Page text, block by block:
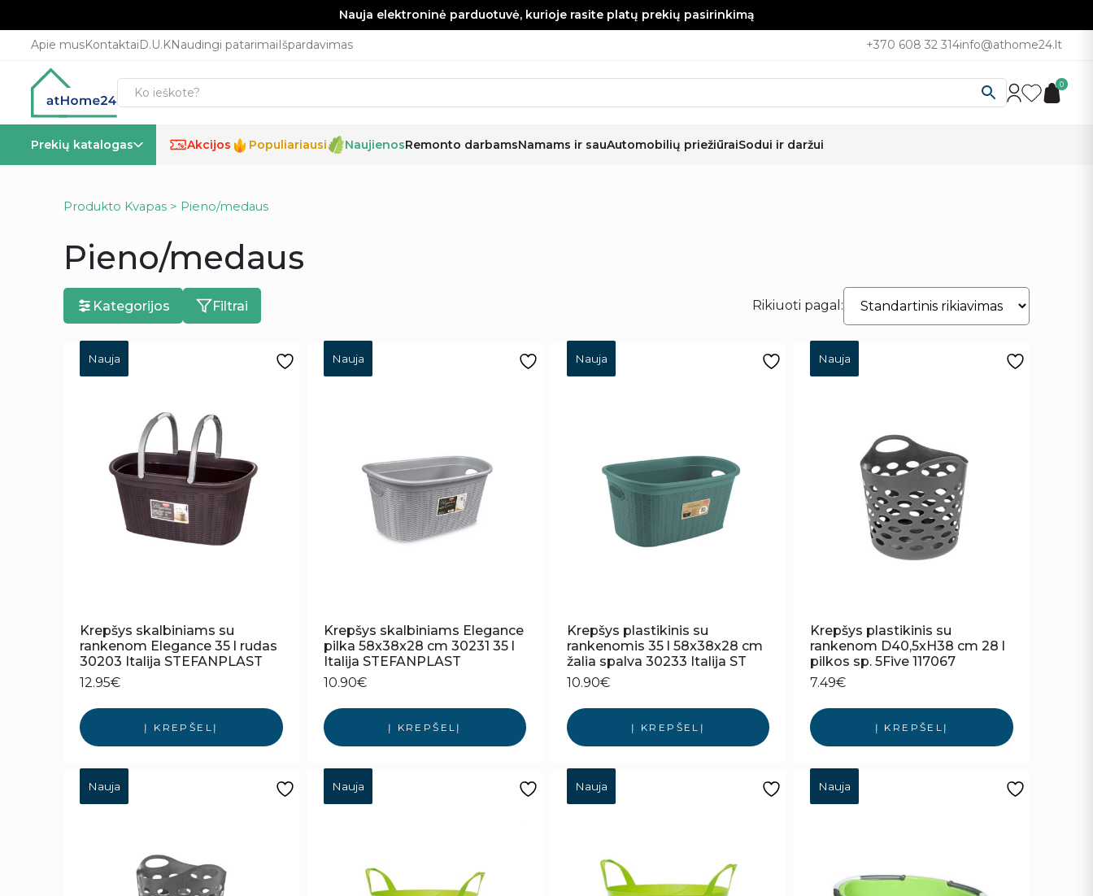
Nauja elektroninė parduotuvė, kurioje rasite platų prekių pasirinkimą
Apie musKontaktaiD.U.KNaudingi patarimaiIšpardavimas +370 608 32 314info@athome24.lt
0
Prekių katalogas % Akcijos Populiariausi NaujienosRemonto darbamsNamams ir sauAutomobilių priežiūraiSodui ir daržui
Produkto Kvapas > Pieno/medaus
Pieno/medaus
Kategorijos Filtrai Rikiuoti pagal:
Nauja
Krepšys skalbiniams su
rankenom Elegance 35 l rudas
30203 Italija STEFANPLAST
12.95€
Į KREPŠELĮ
Nauja
Krepšys skalbiniams Elegance
pilka 58x38x28 cm 30231 35 l
Italija STEFANPLAST
10.90€
Į KREPŠELĮ
Nauja
Krepšys plastikinis su
rankenomis 35 l 58x38x28 cm
žalia spalva 30233 Italija ST
10.90€
Į KREPŠELĮ
Nauja
Krepšys plastikinis su
rankenom D40,5xH38 cm 28 l
pilkos sp. 5Five 117067
7.49€
Į KREPŠELĮ
Nauja Nauja Nauja Nauja